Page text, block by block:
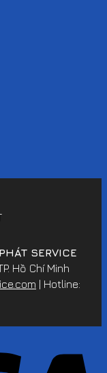
SERVICE
Hồ Chí Minh
| Hotline: